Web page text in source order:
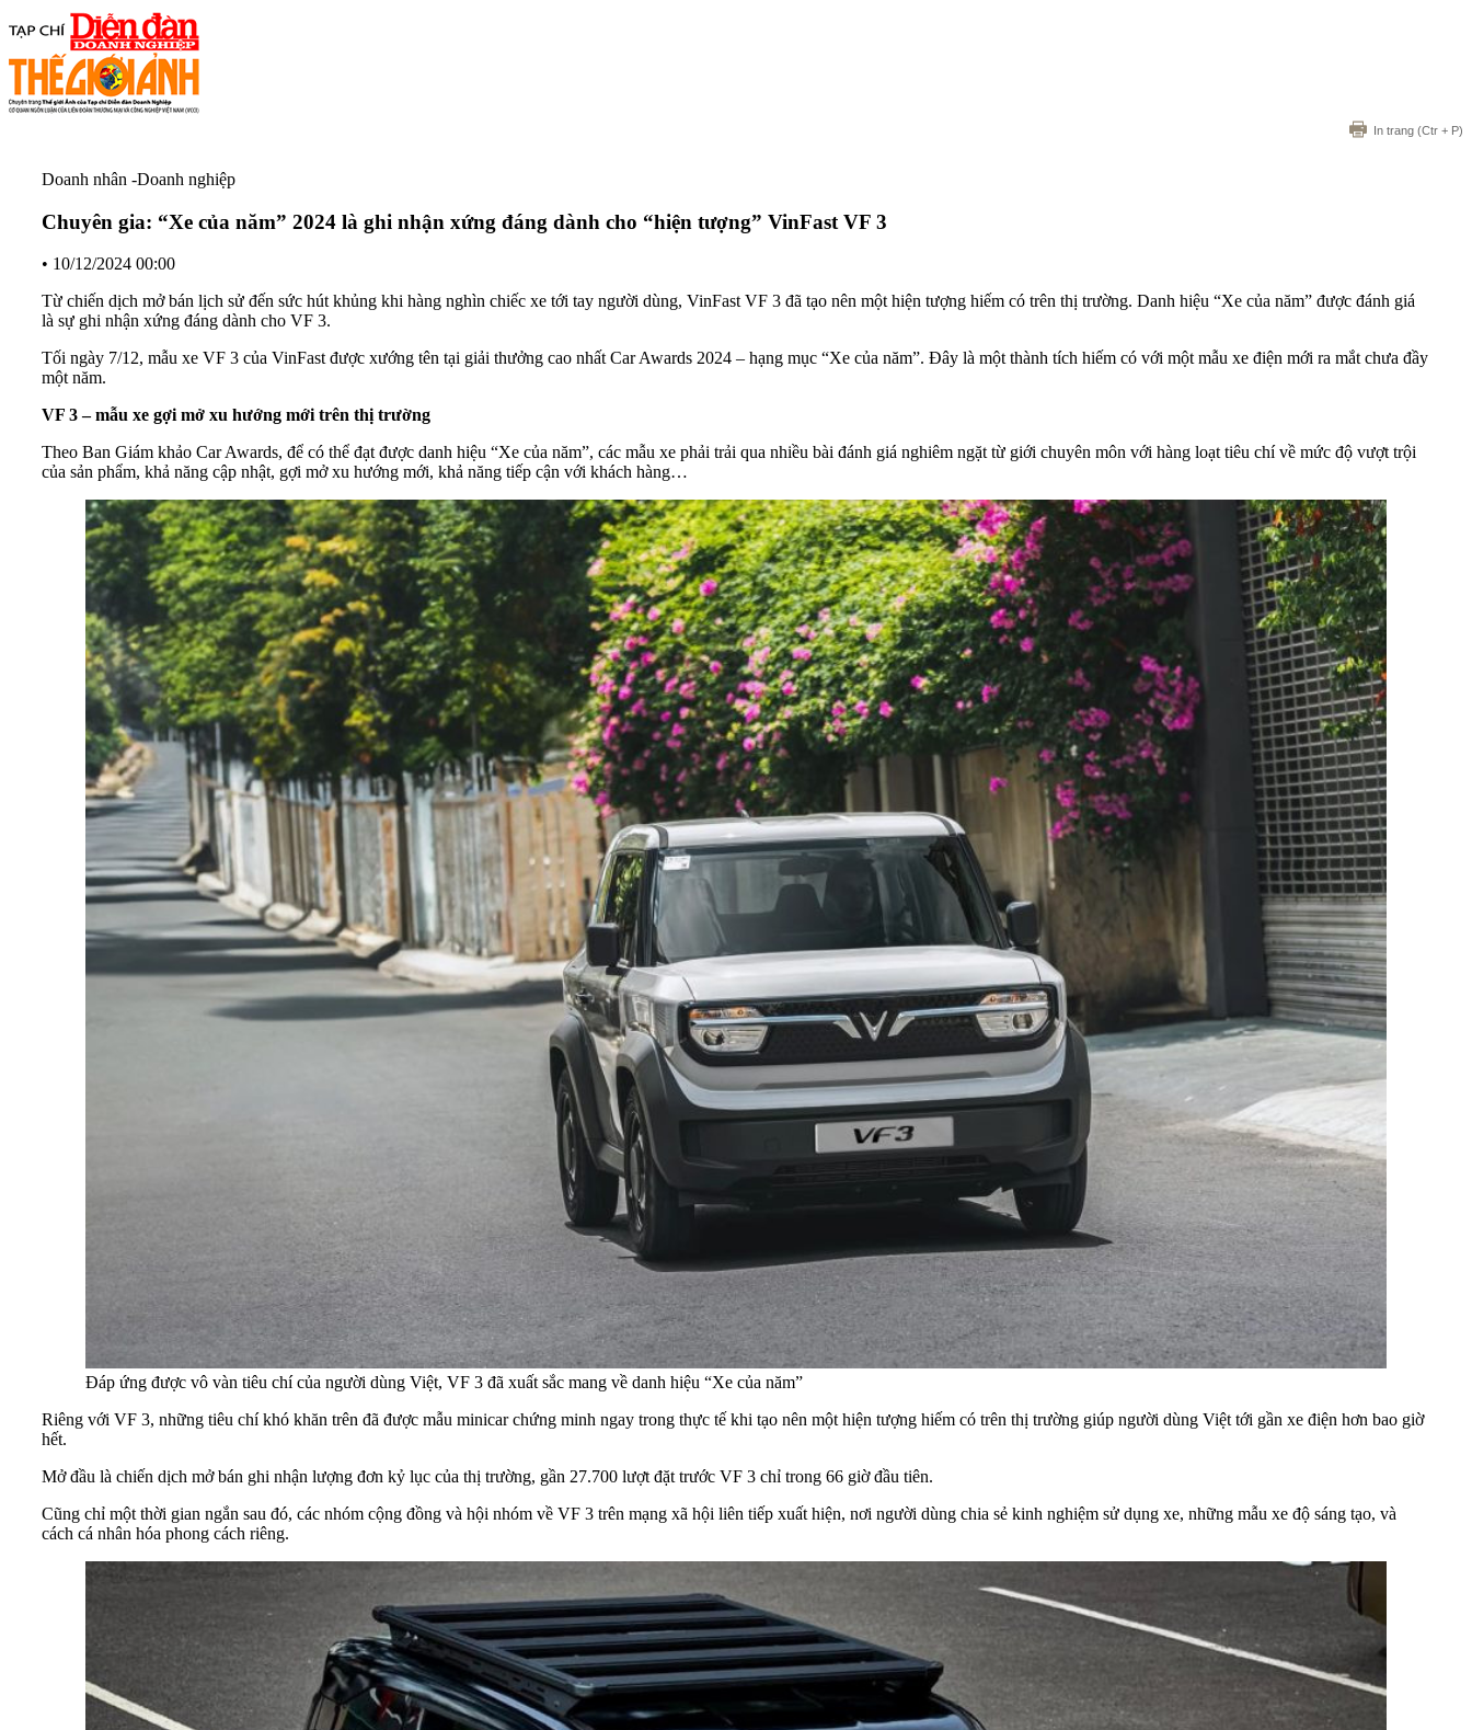
In trang (Ctr + P)
Doanh nhân -Doanh nghiệp
Chuyên gia: “Xe của năm” 2024 là ghi nhận xứng đáng dành cho “hiện tượng” VinFast VF 3
• 10/12/2024 00:00
Từ chiến dịch mở bán lịch sử đến sức hút khủng khi hàng nghìn chiếc xe tới tay người dùng, VinFast VF 3 đã tạo nên một hiện tượng hiếm có trên thị trường. Danh hiệu “Xe của năm” được đánh giá
là sự ghi nhận xứng đáng dành cho VF 3.
Tối ngày 7/12, mẫu xe VF 3 của VinFast được xướng tên tại giải thưởng cao nhất Car Awards 2024 – hạng mục “Xe của năm”. Đây là một thành tích hiếm có với một mẫu xe điện mới ra mắt chưa đầy
một năm.
VF 3 – mẫu xe gợi mở xu hướng mới trên thị trường
Theo Ban Giám khảo Car Awards, để có thể đạt được danh hiệu “Xe của năm”, các mẫu xe phải trải qua nhiều bài đánh giá nghiêm ngặt từ giới chuyên môn với hàng loạt tiêu chí về mức độ vượt trội
của sản phẩm, khả năng cập nhật, gợi mở xu hướng mới, khả năng tiếp cận với khách hàng…
Đáp ứng được vô vàn tiêu chí của người dùng Việt, VF 3 đã xuất sắc mang về danh hiệu “Xe của năm”
Riêng với VF 3, những tiêu chí khó khăn trên đã được mẫu minicar chứng minh ngay trong thực tế khi tạo nên một hiện tượng hiếm có trên thị trường giúp người dùng Việt tới gần xe điện hơn bao giờ
hết.
Mở đầu là chiến dịch mở bán ghi nhận lượng đơn kỷ lục của thị trường, gần 27.700 lượt đặt trước VF 3 chỉ trong 66 giờ đầu tiên.
Cũng chỉ một thời gian ngắn sau đó, các nhóm cộng đồng và hội nhóm về VF 3 trên mạng xã hội liên tiếp xuất hiện, nơi người dùng chia sẻ kinh nghiệm sử dụng xe, những mẫu xe độ sáng tạo, và
cách cá nhân hóa phong cách riêng.